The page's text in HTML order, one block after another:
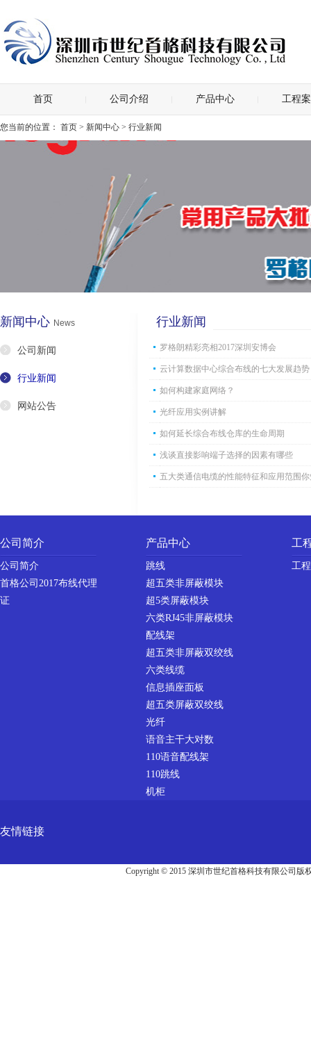
首页 公司介绍 产品中心 工程
您当前的位置： 首页 > 新闻中心 > 行业新闻
新闻中心 News
公司新闻
行业新闻
网站公告
行业新闻
罗格朗精彩亮相2017深圳安博会
云计算数据中心综合布线的七大发展趋势
如何构建家庭网络？
光纤应用实例讲解
如何延长综合布线仓库的生命周期
浅谈直接影响端子选择的因素有哪些
五大类通信电缆的性能特征和应用范围
公司简介
公司简介
首格公司2017布线代理
证
产品中心
跳线
超五类非屏蔽模块
超5类屏蔽模块
六类RJ45非屏蔽模块
配线架
超五类非屏蔽双绞线
六类线缆
信息插座面板
超五类屏蔽双绞线
光纤
语音主干大对数
110语音配线架
110跳线
机柜
工
工
友情链接
Copyright © 2015 深圳市世纪首格科技有限公司版